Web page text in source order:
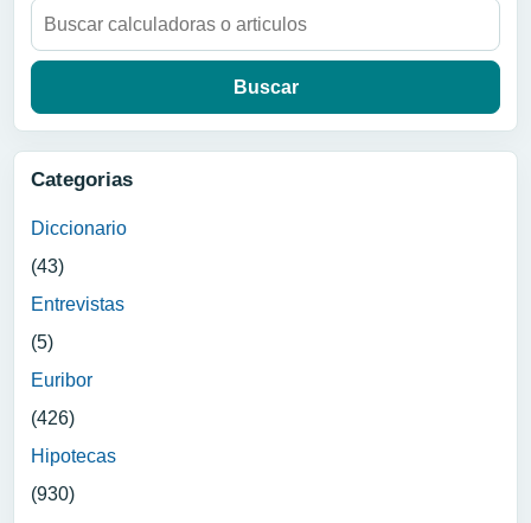
Buscar:
Categorias
Diccionario
(43)
Entrevistas
(5)
Euribor
(426)
Hipotecas
(930)